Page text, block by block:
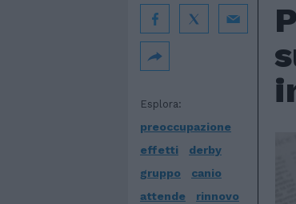
Esplora:
preoccupazione
effetti
derby
gruppo
canio
attende
rinnovo